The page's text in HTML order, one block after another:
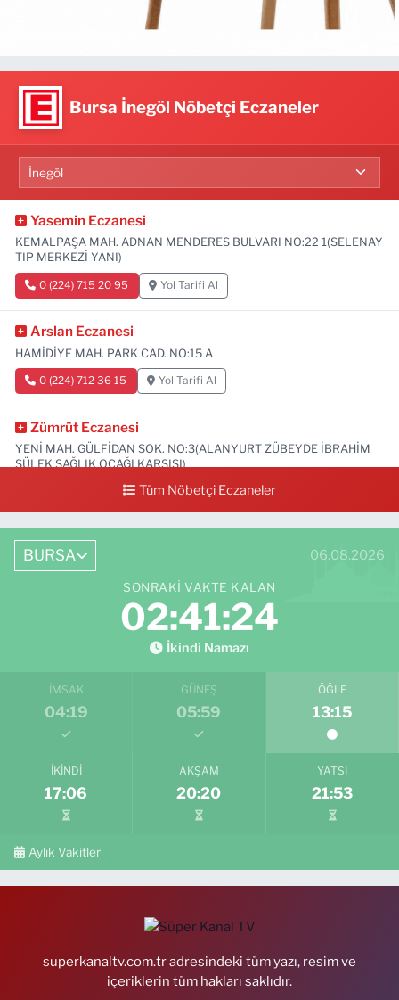
Bursa İnegöl Nöbetçi Eczaneler
Yasemin Eczanesi
KEMALPAŞA MAH. ADNAN MENDERES BULVARI NO:22 1(SELENAY
TIP MERKEZİ YANI)
0 (224) 715 20 95 Yol Tarifi Al
Arslan Eczanesi
HAMİDİYE MAH. PARK CAD. NO:15 A
0 (224) 712 36 15 Yol Tarifi Al
Zümrüt Eczanesi
YENİ MAH. GÜLFİDAN SOK. NO:3(ALANYURT ZÜBEYDE İBRAHİM
SÜLEK SAĞLIK OCAĞI KARŞISI)
0 (531) 239 44 04 Yol Tarifi Al
Tüm Nöbetçi Eczaneler
BURSA 06.08.2026
SONRAKI VAKTE KALAN
02:41:23
İkindi Namazı
İMSAK
04:19
GÜNEŞ
05:59
ÖĞLE
13:15
İKINDI
17:06
AKŞAM
20:20
YATSI
21:53
Aylık Vakitler
superkanaltv.com.tr adresindeki tüm yazı, resim ve
içeriklerin tüm hakları saklıdır.